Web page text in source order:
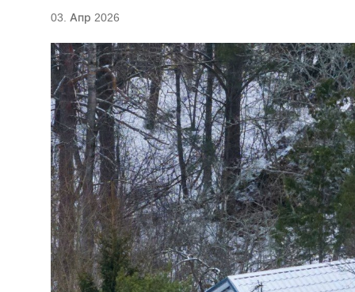
03. Апр 2026